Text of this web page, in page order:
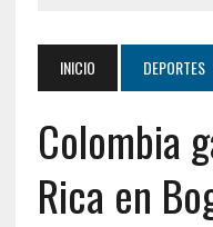
INICIO DEPORTES
Colombia
Rica en